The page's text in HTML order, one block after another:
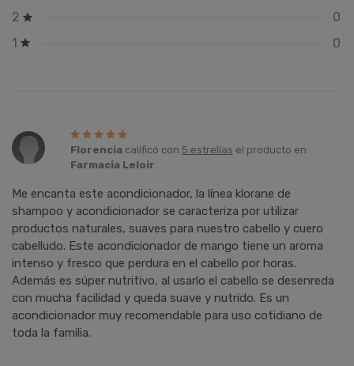
2
0
1
0
Florencia calificó con 5 estrellas el producto en
Farmacia Leloir.
Me encanta este acondicionador, la línea klorane de
shampoo y acondicionador se caracteriza por utilizar
productos naturales, suaves para nuestro cabello y cuero
cabelludo. Este acondicionador de mango tiene un aroma
intenso y fresco que perdura en el cabello por horas.
Además es súper nutritivo, al usarlo el cabello se desenreda
con mucha facilidad y queda suave y nutrido. Es un
acondicionador muy recomendable para uso cotidiano de
toda la familia.